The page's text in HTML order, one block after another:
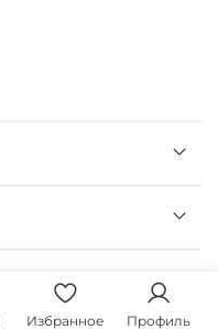
Избранное Профиль